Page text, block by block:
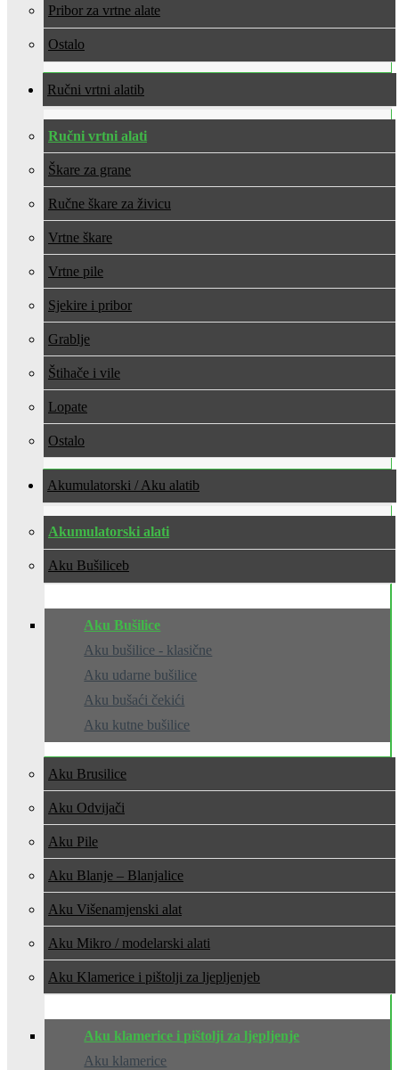
Pribor za vrtne alate
Ostalo
Ručni vrtni alati
Ručni vrtni alati
Škare za grane
Ručne škare za živicu
Vrtne škare
Vrtne pile
Sjekire i pribor
Grablje
Štihače i vile
Lopate
Ostalo
Akumulatorski / Aku alati
Akumulatorski alati
Aku Bušilice
Aku Bušilice
Aku bušilice - klasične
Aku udarne bušilice
Aku bušaći čekići
Aku kutne bušilice
Aku Brusilice
Aku Odvijači
Aku Pile
Aku Blanje – Blanjalice
Aku Višenamjenski alat
Aku Mikro / modelarski alati
Aku Klamerice i pištolji za ljepljenje
Aku klamerice i pištolji za ljepljenje
Aku klamerice